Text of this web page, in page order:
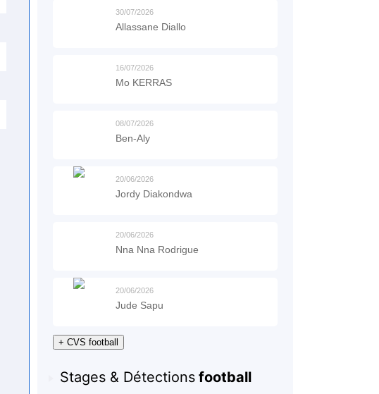
30/07/2026
Allassane Diallo
16/07/2026
Mo KERRAS
08/07/2026
Ben-Aly
20/06/2026
Jordy Diakondwa
20/06/2026
Nna Nna Rodrigue
20/06/2026
Jude Sapu
+ CVS football
Stages & Détections football